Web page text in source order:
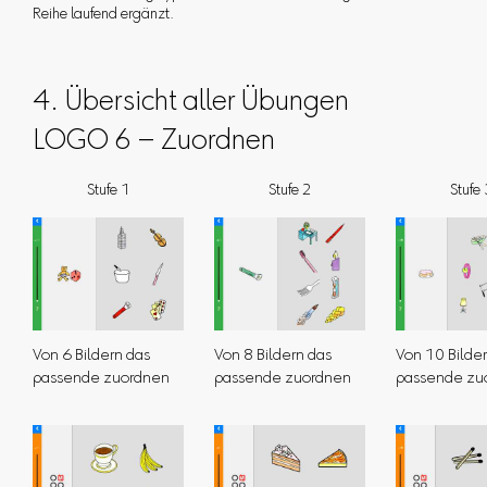
Reihe laufend ergänzt.
4. Übersicht aller Übungen
LOGO 6 – Zuordnen
Stufe 1 Stufe 2 Stufe
Von 6 Bildern das
passende zuordnen
Von 8 Bildern das
passende zuordnen
Von 10
passende